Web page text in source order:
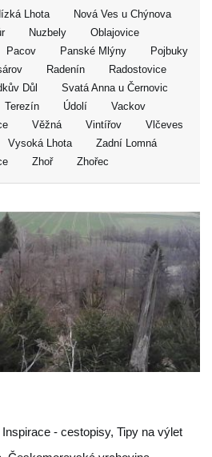
Lhota
Nová Ves u Chýnova
Nuzbely
Oblajovice
Pacov Panské Mlýny
Pojbuky
Radenín
Radostovice
Důl
Svatá Anna u Černovic
Terezín Údolí
Vackov
Věžná Vintířov
Vlčeves
Vysoká Lhota
Zadní Lomná
Zhoř Zhořec
- cestopisy, Tipy na výlet